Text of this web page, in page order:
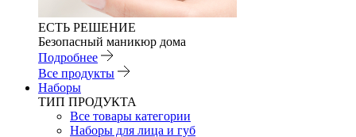
ЕСТЬ РЕШЕНИЕ
Безопасный маникюр дома
Подробнее
Все продукты
Наборы
ТИП ПРОДУКТА
Все товары категории
Наборы для лица и губ